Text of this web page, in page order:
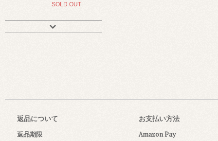
SOLD OUT
返品について
返品期限
お支払い方法
Amazon Pay